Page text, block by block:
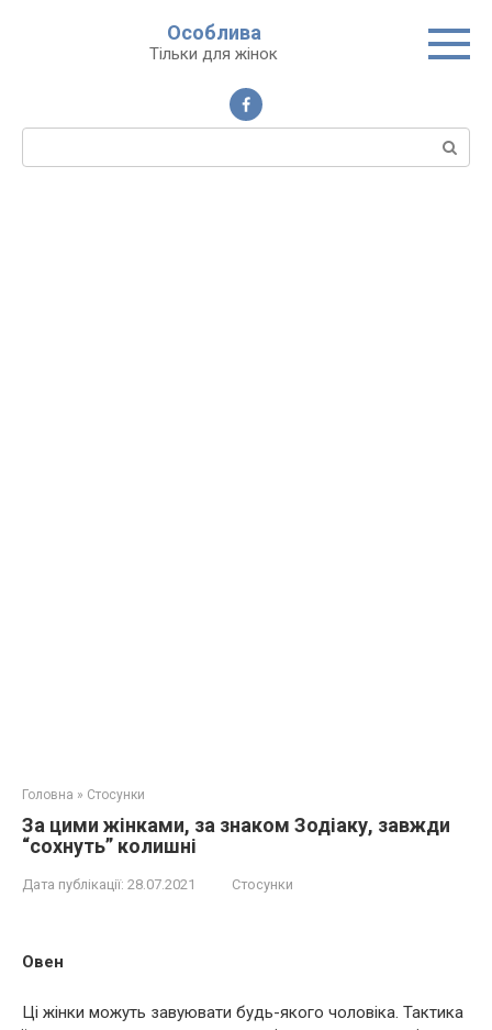
Особлива
Тільки для жінок
Пошук:
Головна » Стосунки
За цими жінками, за знаком Зодіаку, завжди
“сохнуть” колишні
Дата публікації: 28.07.2021 Стосунки
Овен
Ці жінки можуть завуювати будь-якого чоловіка. Тактика